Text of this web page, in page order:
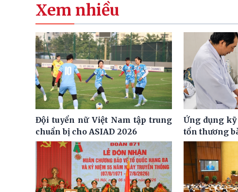
Xem nhiều
Đội tuyển nữ Việt Nam tập trung
chuẩn bị cho ASIAD 2026
Ứng dụng
tổn thương